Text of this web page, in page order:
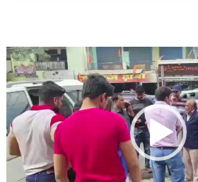
Video
Player